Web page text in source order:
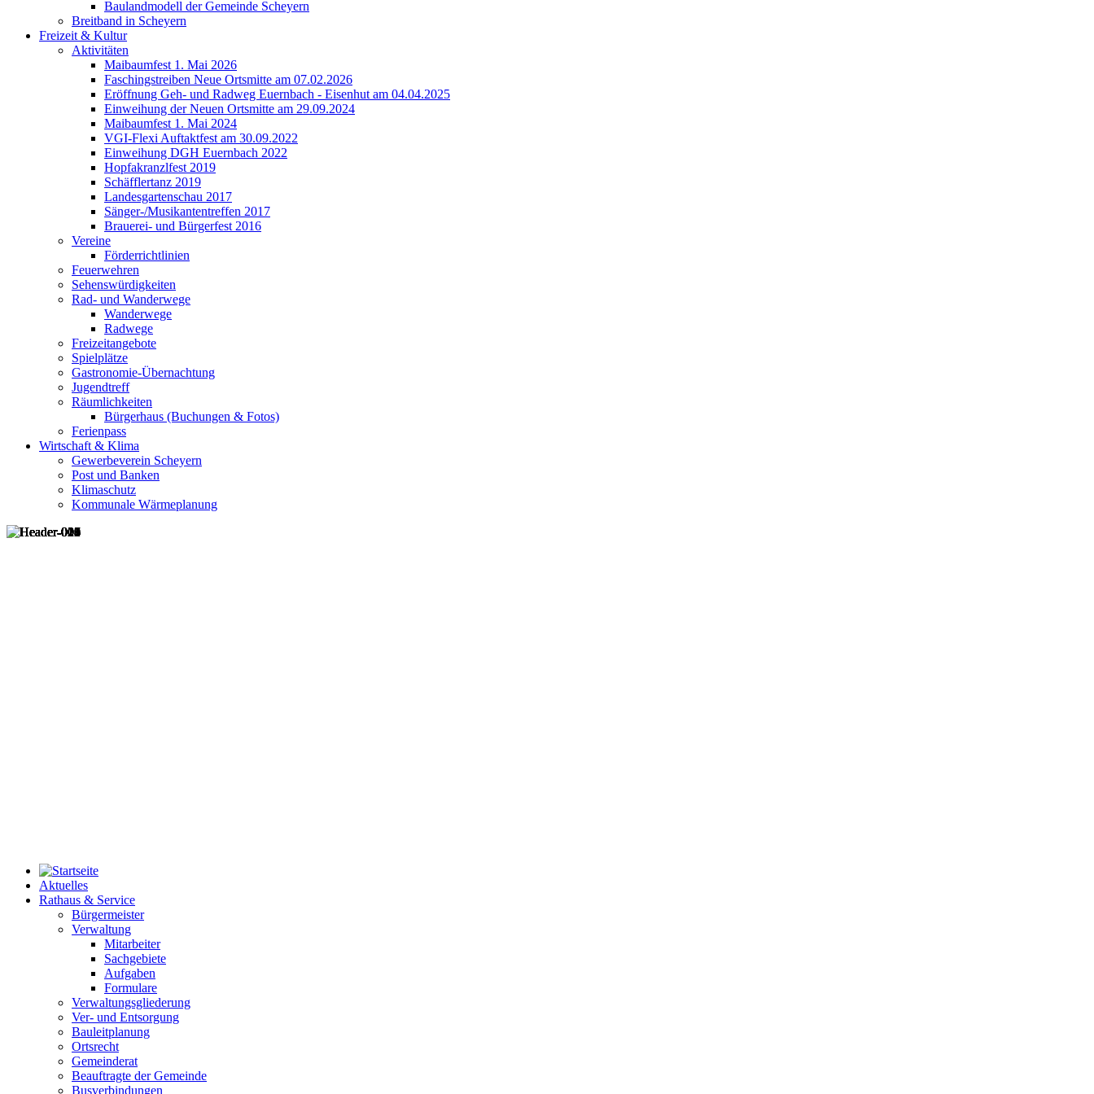
Baulandmodell der Gemeinde Scheyern
Breitband in Scheyern
Freizeit & Kultur
Aktivitäten
Maibaumfest 1. Mai 2026
Faschingstreiben Neue Ortsmitte am 07.02.2026
Eröffnung Geh- und Radweg Euernbach - Eisenhut am 04.04.2025
Einweihung der Neuen Ortsmitte am 29.09.2024
Maibaumfest 1. Mai 2024
VGI-Flexi Auftaktfest am 30.09.2022
Einweihung DGH Euernbach 2022
Hopfakranzlfest 2019
Schäfflertanz 2019
Landesgartenschau 2017
Sänger-/Musikantentreffen 2017
Brauerei- und Bürgerfest 2016
Vereine
Förderrichtlinien
Feuerwehren
Sehenswürdigkeiten
Rad- und Wanderwege
Wanderwege
Radwege
Freizeitangebote
Spielplätze
Gastronomie-Übernachtung
Jugendtreff
Räumlichkeiten
Bürgerhaus (Buchungen & Fotos)
Ferienpass
Wirtschaft & Klima
Gewerbeverein Scheyern
Post und Banken
Klimaschutz
Kommunale Wärmeplanung
Aktuelles
Rathaus & Service
Bürgermeister
Verwaltung
Mitarbeiter
Sachgebiete
Aufgaben
Formulare
Verwaltungsgliederung
Ver- und Entsorgung
Bauleitplanung
Ortsrecht
Gemeinderat
Beauftragte der Gemeinde
Busverbindungen